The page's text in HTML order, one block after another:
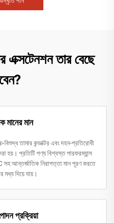
এক্সটেনশন তার বেছে
মানের মান
তামার কন্ডাক্টর এবং দহন-প্রতিরোধী
হয়। প্রতিটি পণ্য বিশ্বস্ত পারফরম্যান্স
আন্তর্জাতিক নিরাপত্তা মান পূরণ করতে
মধ্য দিয়ে যায়।
প্রক্রিয়া